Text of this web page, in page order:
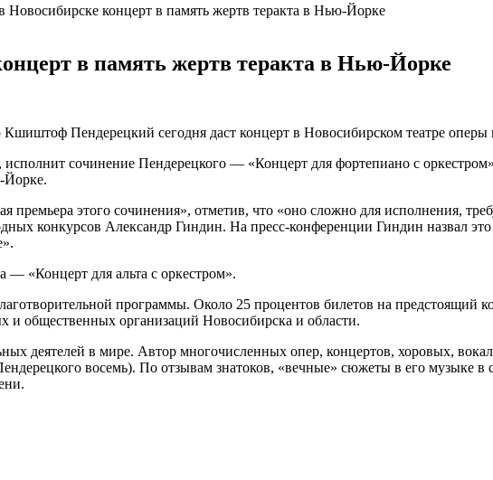
концерт в память жертв теракта в Нью-Йорке
в память жертв теракта в Нью-Йорке
Пендерецкий сегодня даст концерт в Новосибирском театре оперы
сочинение Пендерецкого — «Концерт для фортепиано с
.
премьера этого сочинения», отметив, что «оно сложно для исполнения,
конкурсов Александр Гиндин. На пресс-конференции Гиндин назвал
— «Концерт для альта с оркестром».
программы. Около 25 процентов билетов на предстоящий
и общественных организаций Новосибирска и области.
деятелей в мире. Автор многочисленных опер, концертов, хоровых,
восемь). По отзывам знатоков, «вечные» сюжеты в его музыке в